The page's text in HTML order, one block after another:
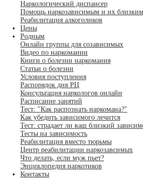
Наркологический диспансер
Помощь наркозависимым и их близким
Реабилитация алкоголиков
Цены
Родным
Онлайн группы для созависимых
Видео по наркомании
Книги о болезни наркомания
Статьи о болезни
Условия поступления
Распорядок дня РЦ
Консультация наркологов онлайн
Расписание занятий
Тест: "Как распознать наркомана?"
Как убедить зависимого лечится
Тест: страдает ли ваш близкий
Тесты на зависимость
Реабилитация вместо тюрьмы
Центр реабилитации наркозавсимых
Что делать, если муж пьет?
Энциклопедия наркотиков
Контакты